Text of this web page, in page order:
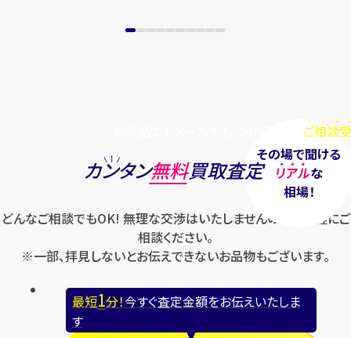
ご相談
その場で聞ける
リアルな
相場！
カンタン無料買取査定
どんなご相談でもOK! 無理な交渉はいたしませんのでお気軽にご
相談ください。
※一部、拝見しないとお伝えできないお品物もございます。
最短1分！今すぐ査定金額をお伝えいたしま
す